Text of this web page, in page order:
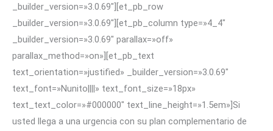
_builder_version=»3.0.69″][et_pb_row
_builder_version=»3.0.69″][et_pb_column type=»4_4″
_builder_version=»3.0.69″ parallax=»off»
parallax_method=»on»][et_pb_text
text_orientation=»justified» _builder_version=»3.0.69″
text_font=»Nunito||||» text_font_size=»18px»
text_text_color=»#000000″ text_line_height=»1.5em»]Si
usted llega a una urgencia con su plan complementario de